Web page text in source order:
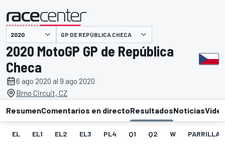
presentado por GP DE REPÚBLICA CHECA
2020 MotoGP GP de República
Checa
6 ago 2020 al 9 ago 2020
Brno Circuit, CZ
ResumenComentarios en directoResultadosNoticias
EL EL1 EL2 EL3 PL4 Q1 Q2 W PARRILLA